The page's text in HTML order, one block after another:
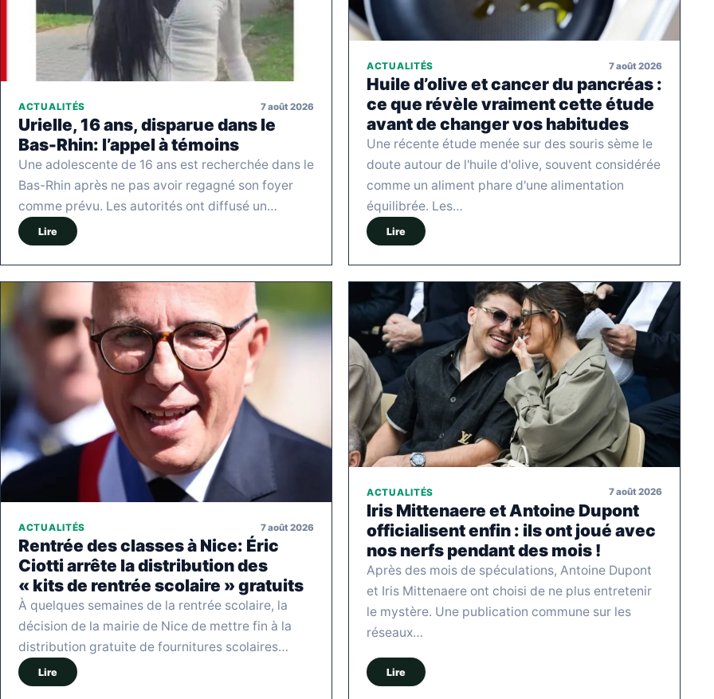
ACTUALITÉS 7 août 2026
Urielle, 16 ans, disparue dans le
Bas-Rhin: l’appel à témoins
Une adolescente de 16 ans est recherchée dans le
Bas-Rhin après ne pas avoir regagné son foyer
comme prévu. Les autorités ont diffusé un…
Lire
ACTUALITÉS 7 août 2026
Huile d’olive et cancer du pancréas :
ce que révèle vraiment cette étude
avant de changer vos habitudes
Une récente étude menée sur des souris sème le
doute autour de l'huile d'olive, souvent considérée
comme un aliment phare d'une alimentation
équilibrée. Les…
Lire
ACTUALITÉS 7 août 2026
Rentrée des classes à Nice: Éric
Ciotti arrête la distribution des
« kits de rentrée scolaire » gratuits
À quelques semaines de la rentrée scolaire, la
décision de la mairie de Nice de mettre fin à la
distribution gratuite de fournitures scolaires…
Lire
ACTUALITÉS 7 août 2026
Iris Mittenaere et Antoine Dupont
officialisent enfin : ils ont joué avec
nos nerfs pendant des mois !
Après des mois de spéculations, Antoine Dupont
et Iris Mittenaere ont choisi de ne plus entretenir
le mystère. Une publication commune sur les
réseaux…
Lire